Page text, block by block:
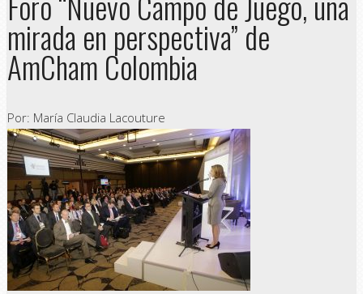
mirada en perspectiva” de
AmCham Colombia
Por: María Claudia Lacouture